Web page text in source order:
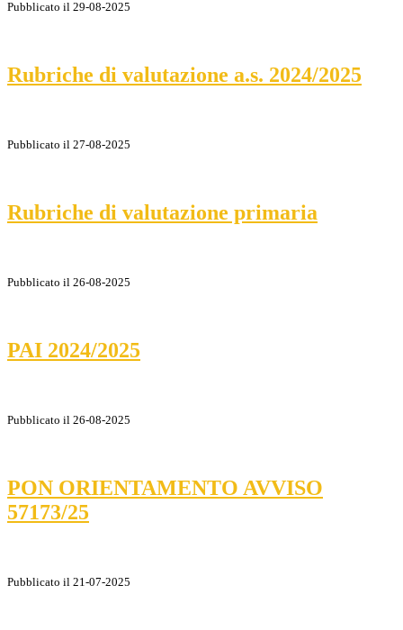
Pubblicato il 29-08-2025
Rubriche di valutazione a.s. 2024/2025
Pubblicato il 27-08-2025
Rubriche di valutazione primaria
Pubblicato il 26-08-2025
PAI 2024/2025
Pubblicato il 26-08-2025
PON ORIENTAMENTO AVVISO
57173/25
Pubblicato il 21-07-2025